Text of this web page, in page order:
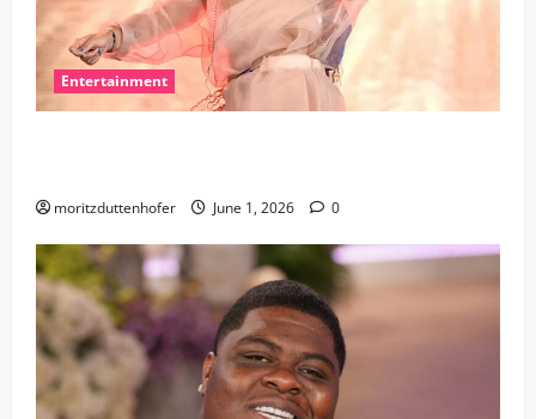
Entertainment
moritzduttenhofer June 1, 2026 0